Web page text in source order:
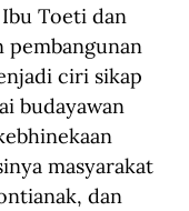
Toeti dan
pembangunan
ciri sikap
budayawan
masyarakat
dan